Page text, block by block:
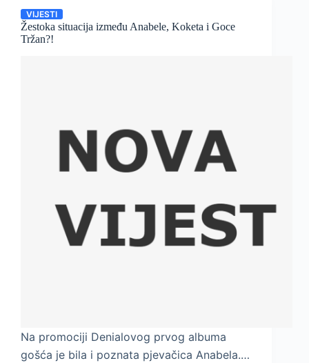
VIJESTI
Žestoka situacija između Anabele, Koketa i Goce
Tržan?!
Na promociji Denialovog prvog albuma
gošća je bila i poznata pjevačica Anabela.…